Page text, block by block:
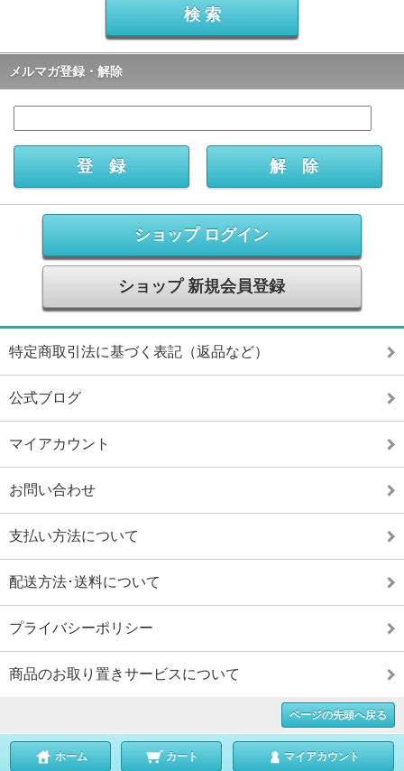
メルマガ登録・解除
ショップ ログイン
ショップ 新規会員登録
特定商取引法に基づく表記（返品など）
公式ブログ
マイアカウント
お問い合わせ
支払い方法について
配送方法･送料について
プライバシーポリシー
商品のお取り置きサービスについて
ページの先頭へ戻る
ホーム カート マイアカウント